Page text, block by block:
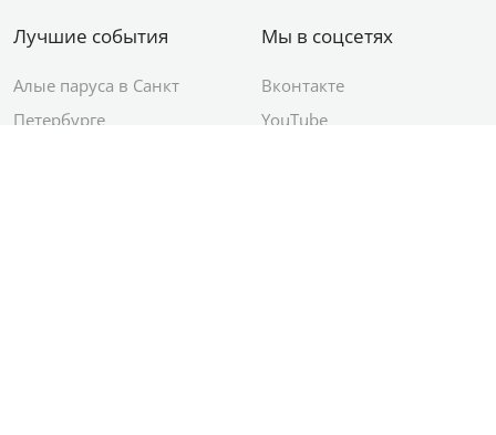
Лучшие события
Алые паруса в Санкт
Петербурге
Мы в соцсетях
Вконтакте
YouTube